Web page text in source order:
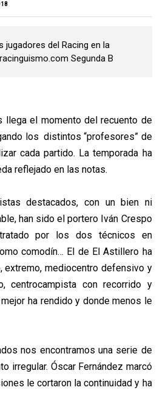
jugadores del Racing en la
Segunda B
llega el momento del recuento de
los distintos “profesores” de
cada partido. La temporada ha
reflejado en las notas.
destacados, con un bien ni
han sido el portero Iván Crespo
por los dos técnicos en
comodín… El de El Astillero ha
extremo, mediocentro defensivo y
centrocampista con recorrido y
ha rendido y donde menos le
nos encontramos una serie de
irregular. Óscar Fernández marcó
le cortaron la continuidad y ha